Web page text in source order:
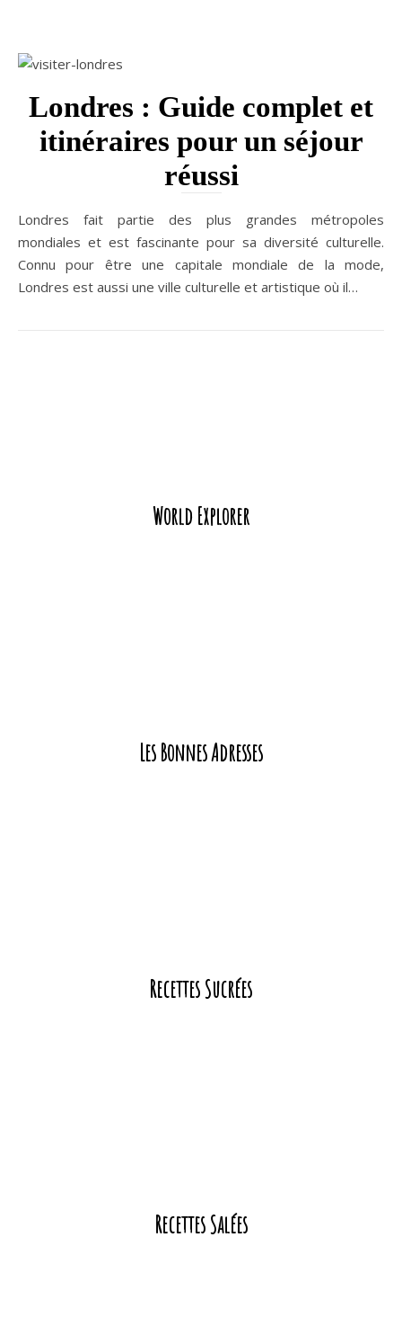
Londres : Guide complet et
itinéraires pour un séjour
réussi
Londres fait partie des plus grandes métropoles
mondiales et est fascinante pour sa diversité culturelle.
Connu pour être une capitale mondiale de la mode,
Londres est aussi une ville culturelle et artistique où il…
World Explorer
Les Bonnes Adresses
Recettes Sucrées
Recettes Salées